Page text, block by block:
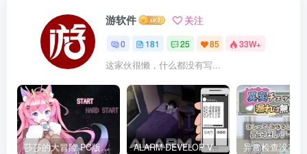
游软件 关注
0 181 25 85 33W+
这家伙很懒，什么都没有写...
莎莎的大冒险 PC版下载 テレサちゃんミニゲーム! 莎莎あどべんちゃー ALARM DEVELOP Ver0.4 双端PC+JOI模拟器 深夜躲避继母手机聊天